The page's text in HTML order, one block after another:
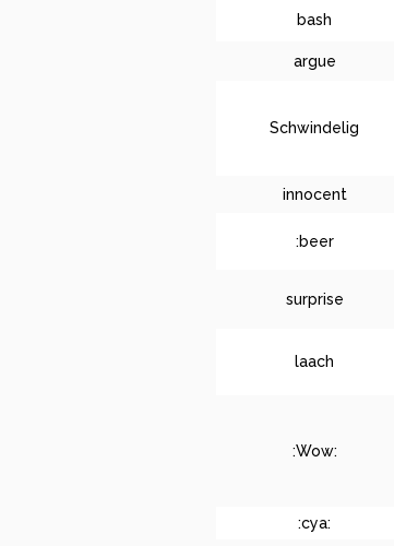
bash
argue
Schwindelig
innocent
:beer
surprise
laach
:Wow:
:cya: